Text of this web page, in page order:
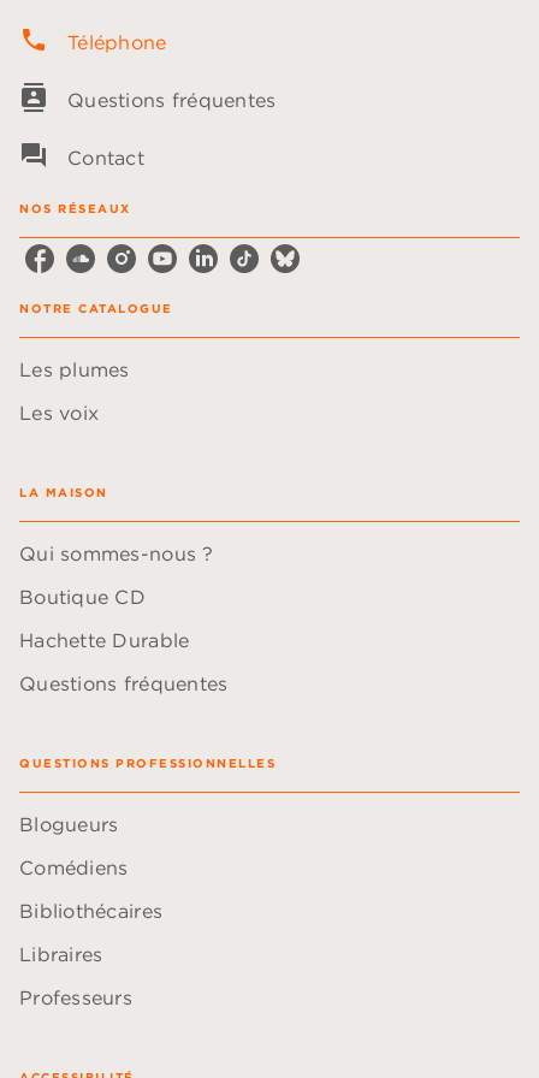
phone Téléphone
contacts Questions fréquentes
question_answer Contact
NOS RÉSEAUX
NOTRE CATALOGUE
Les plumes
Les voix
LA MAISON
Qui sommes-nous ?
Boutique CD
Hachette Durable
Questions fréquentes
QUESTIONS PROFESSIONNELLES
Blogueurs
Comédiens
Bibliothécaires
Libraires
Professeurs